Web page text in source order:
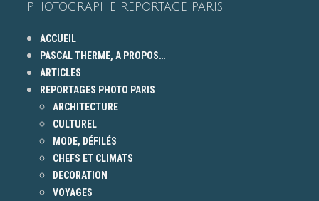
PHOTOGRAPHE REPORTAGE PARIS
ACCUEIL
PASCAL THERME, A PROPOS…
ARTICLES
REPORTAGES PHOTO PARIS
ARCHITECTURE
CULTUREL
MODE, DÉFILÉS
CHEFS ET CLIMATS
DECORATION
VOYAGES